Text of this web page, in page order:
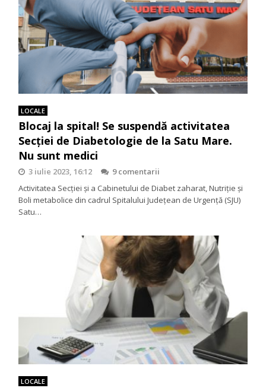
LOCALE
Blocaj la spital! Se suspendă activitatea
Secției de Diabetologie de la Satu Mare.
Nu sunt medici
3 iulie 2023, 16:12
9 comentarii
Activitatea Secției și a Cabinetului de Diabet zaharat, Nutriție și
Boli metabolice din cadrul Spitalului Județean de Urgență (SJU)
Satu…
LOCALE